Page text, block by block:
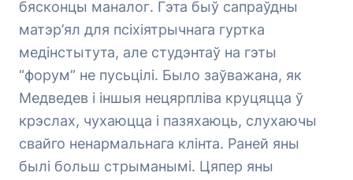
бясконцы маналог. Гэта быў сапраўдны
матэр’ял для псіхіятрычнага гуртка
медінстытута, але студэнтаў на гэты
“форум” не пусьцілі. Было заўважана, як
Медведев і іншыя нецярпліва круцяцца ў
крэслах, чухаюцца і пазяхаюць, слухаючы
свайго ненармальнага клінта. Раней яны
былі больш стрыманымі. Цяпер яны